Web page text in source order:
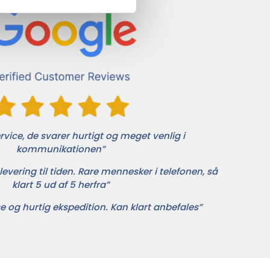
de svarer hurtigt og meget venlig i
kommunikationen”
til tiden. Rare mennesker i telefonen, så
klart 5 ud af 5 herfra”
og hurtig ekspedition. Kan klart anbefales”